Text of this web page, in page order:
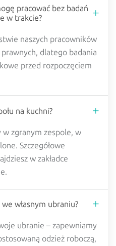
pracować bez badań
w trakcie?
naszych pracowników
dlatego badania
przed rozpoczęciem
na kuchni?
w zgranym zespole, w
Szczegółowe
w zakładce
własnym ubraniu?
ubranie – zapewniamy
odzież roboczą,